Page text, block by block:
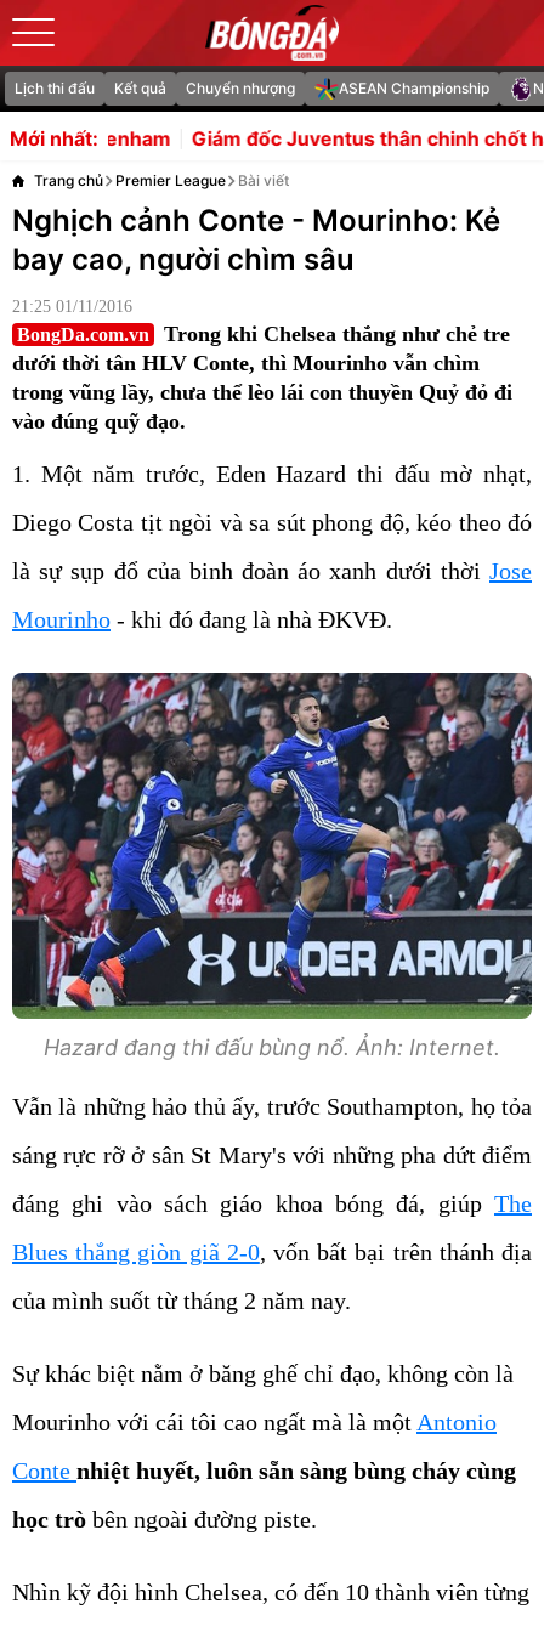
Lịch thi đấu Kết quả Chuyển nhượng ASEAN Championship
Mới nhất:
Giám đốc Juventus thân chinh chốt hạ vụ mượn
Trang chủ Premier League Bài viết
Nghịch cảnh Conte - Mourinho: Kẻ
bay cao, người chìm sâu
21:25 01/11/2016
BongDa.com.vn
Trong khi Chelsea thắng như chẻ tre
dưới thời tân HLV Conte, thì Mourinho vẫn chìm
trong vũng lầy, chưa thể lèo lái con thuyền Quỷ đỏ đi
vào đúng quỹ đạo.
1. Một năm trước, Eden Hazard thi đấu mờ nhạt,
Diego Costa tịt ngòi và sa sút phong độ, kéo theo đó
là sự sụp đổ của binh đoàn áo xanh dưới thời Jose
Mourinho - khi đó đang là nhà ĐKVĐ.
Hazard đang thi đấu bùng nổ. Ảnh: Internet.
Vẫn là những hảo thủ ấy, trước Southampton, họ tỏa
sáng rực rỡ ở sân St Mary's với những pha dứt điểm
đáng ghi vào sách giáo khoa bóng đá, giúp The
Blues thắng giòn giã 2-0, vốn bất bại trên thánh địa
của mình suốt từ tháng 2 năm nay.
Sự khác biệt nằm ở băng ghế chỉ đạo, không còn là
Mourinho với cái tôi cao ngất mà là một Antonio
Conte nhiệt huyết, luôn sẵn sàng bùng cháy cùng
học trò bên ngoài đường piste.
Nhìn kỹ đội hình Chelsea, có đến 10 thành viên từng